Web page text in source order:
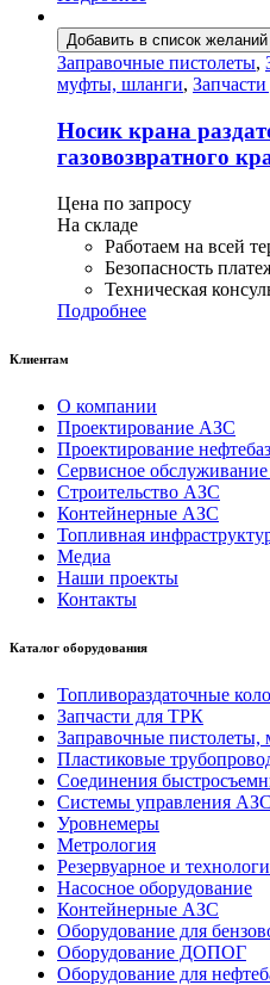
Добавить в список желаний
Заправочные пистолеты,
муфты, шланги,
Носик крана
газовозвратного
Цена по запросу
На складе
Работаем на всей
Безопасность
Техническая
Подробнее
Клиентам
О компании
Проектирование АЗС
Проектирование нефтебаз
Сервисное
Строительство АЗС
Контейнерные АЗС
Топливная
Медиа
Наши проекты
Контакты
Каталог оборудования
Топливораздаточные
Запчасти для ТРК
Заправочные
Пластиковые
Соединения
Системы управления
Уровнемеры
Метрология
Резервуарное и
Насосное оборудование
Контейнерные АЗС
Оборудование для
Оборудование ДОПОГ
Оборудование для